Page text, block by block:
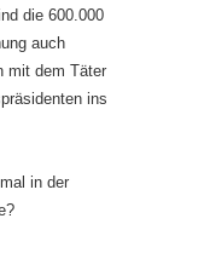
die 600.000
auch
mit dem Täter
ins
in der